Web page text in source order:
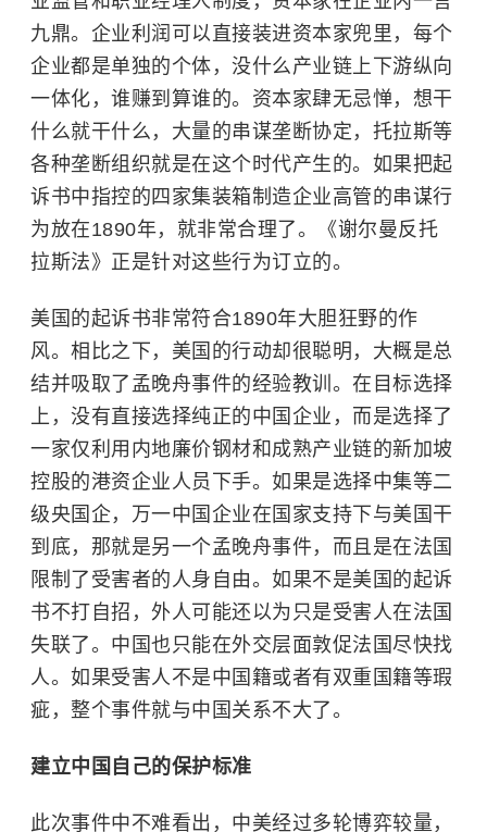
九鼎。企业利润可以直接装进资本家兜里，每个
企业都是单独的个体，没什么产业链上下游纵向
一体化，谁赚到算谁的。资本家肆无忌惮，想干
什么就干什么，大量的串谋垄断协定，托拉斯等
各种垄断组织就是在这个时代产生的。如果把起
诉书中指控的四家集装箱制造企业高管的串谋行
为放在1890年，就非常合理了。《谢尔曼反托
拉斯法》正是针对这些行为订立的。
美国的起诉书非常符合1890年大胆狂野的作
风。相比之下，美国的行动却很聪明，大概是总
结并吸取了孟晚舟事件的经验教训。在目标选择
上，没有直接选择纯正的中国企业，而是选择了
一家仅利用内地廉价钢材和成熟产业链的新加坡
控股的港资企业人员下手。如果是选择中集等二
级央国企，万一中国企业在国家支持下与美国干
到底，那就是另一个孟晚舟事件，而且是在法国
限制了受害者的人身自由。如果不是美国的起诉
书不打自招，外人可能还以为只是受害人在法国
失联了。中国也只能在外交层面敦促法国尽快找
人。如果受害人不是中国籍或者有双重国籍等瑕
疵，整个事件就与中国关系不大了。
建立中国自己的保护标准
此次事件中不难看出，中美经过多轮博弈较量，